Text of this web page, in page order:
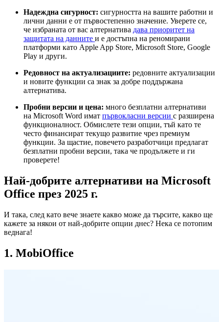
Надеждна сигурност: сигурността на вашите работни и
лични данни е от първостепенно значение. Уверете се,
че избраната от вас алтернатива дава приоритет на
защитата на данните и е достъпна на реномирани
платформи като Apple App Store, Microsoft Store, Google
Play и други.
Редовност на актуализациите: редовните актуализации
и новите функции са знак за добре поддържана
алтернатива.
Пробни версии и цена: много безплатни алтернативи
на Microsoft Word имат първокласни версии с разширена
функционалност. Обмислете тези опции, тъй като те
често финансират текущо развитие чрез премиум
функции. За щастие, повечето разработчици предлагат
безплатни пробни версии, така че продължете и ги
проверете!
Най-добрите алтернативи на Microsoft
Office през 2025 г.
И така, след като вече знаете какво може да търсите, какво ще
кажете за някои от най-добрите опции днес? Нека се потопим
веднага!
1. MobiOffice